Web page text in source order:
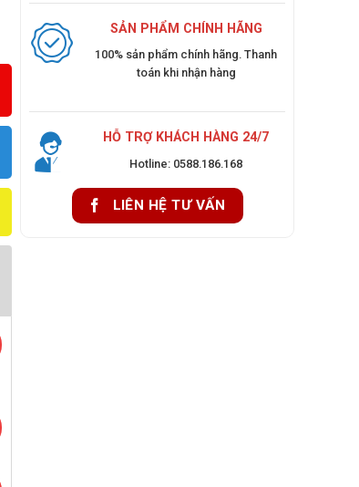
SẢN PHẨM CHÍNH HÃNG
100% sản phẩm chính hãng. Thanh
toán khi nhận hàng
HỖ TRỢ KHÁCH HÀNG 24/7
Hotline: 0588.186.168
LIÊN HỆ TƯ VẤN